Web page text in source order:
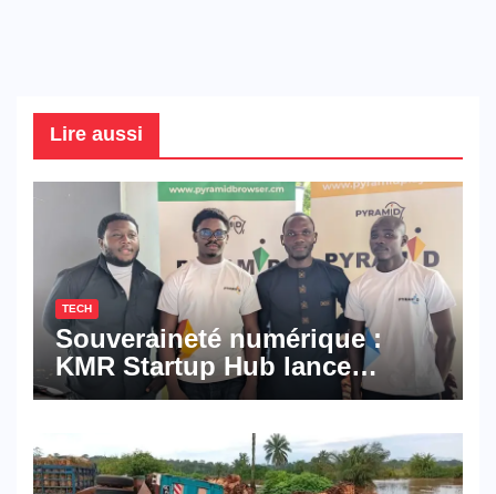
Lire aussi
TECH
Souveraineté numérique :
KMR Startup Hub lance
Pyramid Browser et Pyramid
numériques made in
Cameroon